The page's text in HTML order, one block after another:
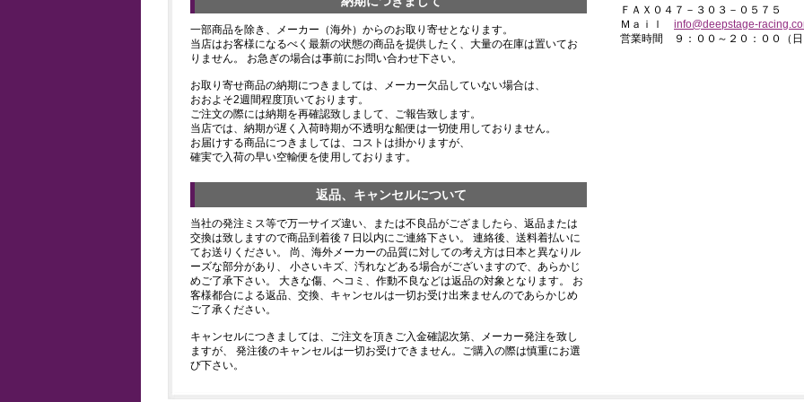
一部商品を除き、メーカー（海外）からのお取り寄せとなります。
当店はお客様になるべく最新の状態の商品を提供したく、大量の在庫は置いてお
りません。 お急ぎの場合は事前にお問い合わせ下さい。
お取り寄せ商品の納期につきましては、メーカー欠品していない場合は、
おおよそ2週間程度頂いております。
ご注文の際には納期を再確認致しまして、ご報告致します。
当店では、納期が遅く入荷時期が不透明な船便は一切使用しておりません。
お届けする商品につきましては、コストは掛かりますが、
確実で入荷の早い空輸便を使用しております。
返品、キャンセルについて
当社の発注ミス等で万一サイズ違い、または不良品がござましたら、返品または
交換は致しますので商品到着後７日以内にご連絡下さい。 連絡後、送料着払いに
てお送りください。 尚、海外メーカーの品質に対しての考え方は日本と異なりル
ーズな部分があり、 小さいキズ、汚れなどある場合がございますので、あらかじ
めご了承下さい。 大きな傷、ヘコミ、作動不良などは返品の対象となります。 お
客様都合による返品、交換、キャンセルは一切お受け出来ませんのであらかじめ
ご了承ください。
キャンセルにつきましては、ご注文を頂きご入金確認次第、メーカー発注を致し
ますが、 発注後のキャンセルは一切お受けできません。ご購入の際は慎重にお選
び下さい。
ＦＡＸ０４７－３０３－０５７５
Ｍａｉｌ info@deepstage-
営業時間 ９：００～２０：００（日